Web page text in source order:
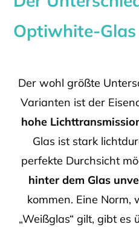
Optiwhite-
Der wohl größte
Varianten ist der
hohe
Glas ist stark
perfekte Durchsicht
hinter dem Glas
kommen. Eine Norm,
„Weißglas“ gilt, gibt es